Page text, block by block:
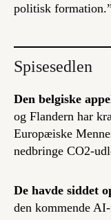
politisk formation.”
Spisesedlen
Den belgiske
og Flandern har
Europæiske
nedbringe CO2-
De havde siddet
den kommende